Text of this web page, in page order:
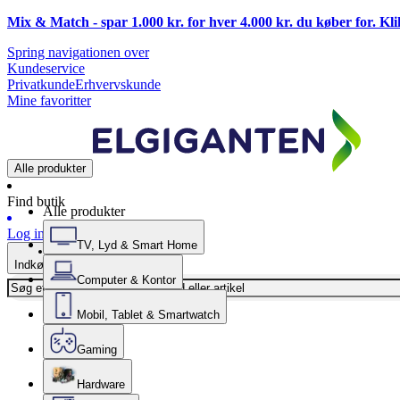
Mix & Match - spar 1.000 kr. for hver 4.000 kr. du køber for.
Spring navigationen over
Kundeservice
PrivatkundeErhvervskunde
Mine favoritter
Alle produkter
Find butik
Log ind
Indkøbskurv
Alle produkter
TV, Lyd & Smart Home
Computer & Kontor
Mobil, Tablet & Smartwatch
Gaming
Hardware